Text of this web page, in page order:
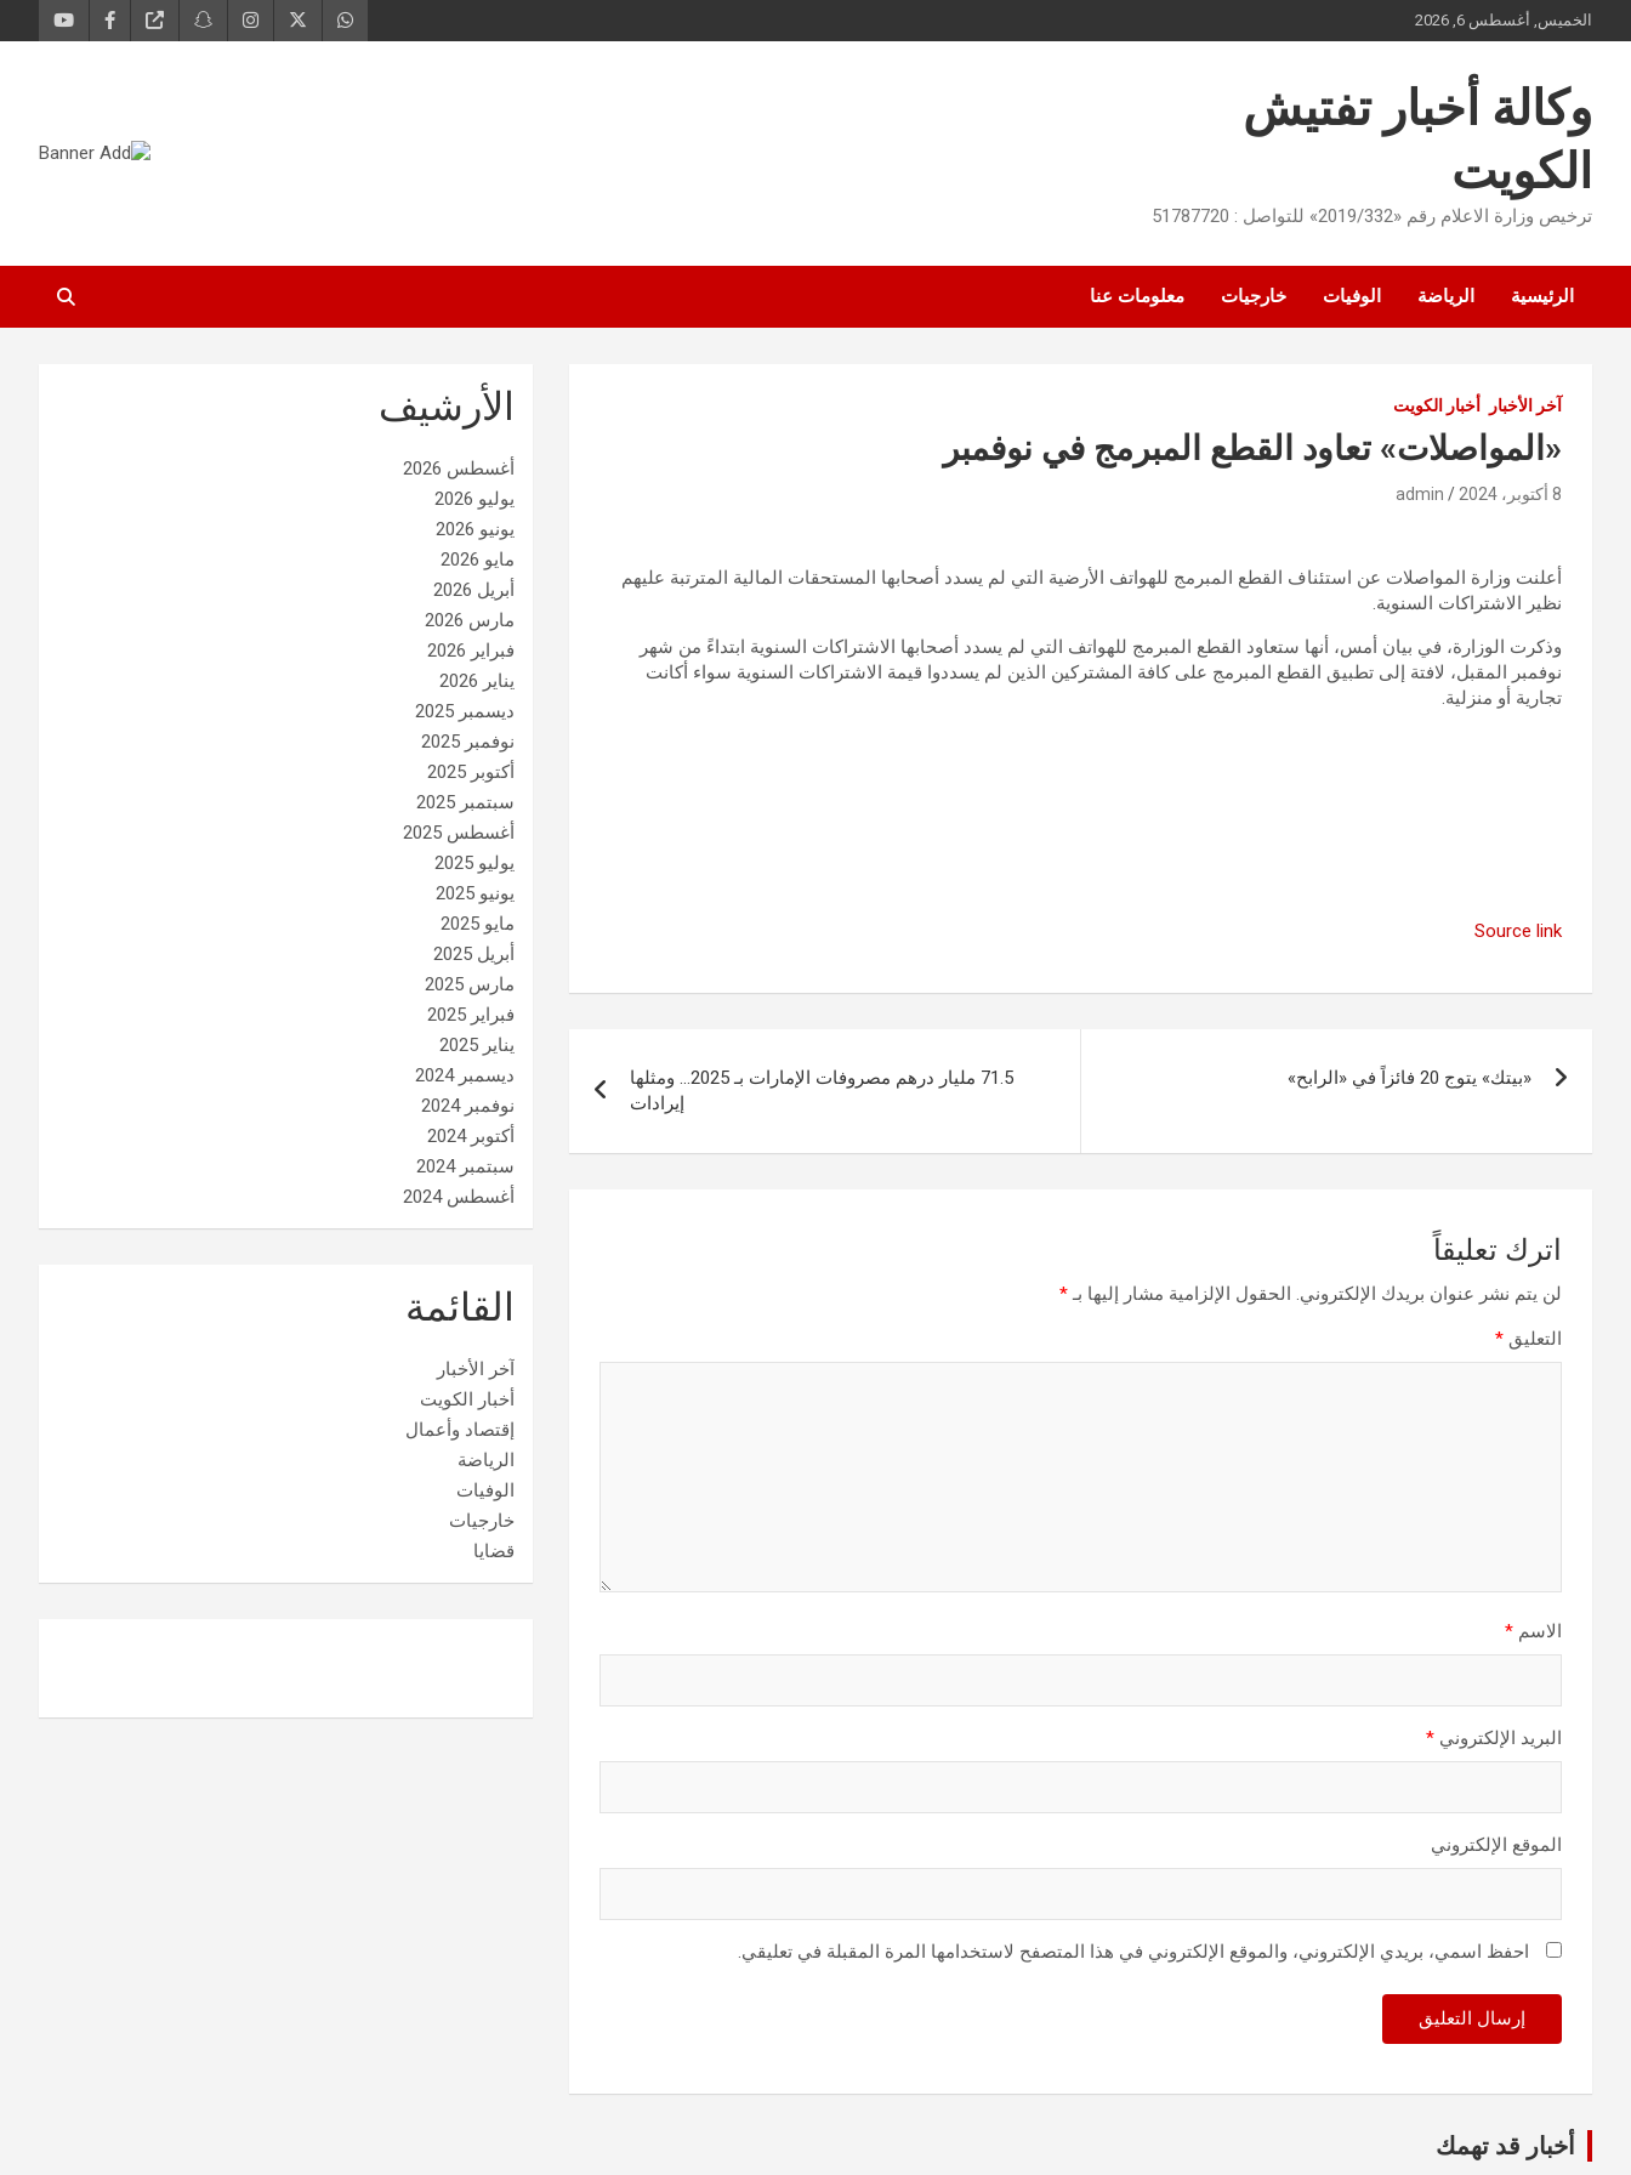
to
الخميس, أغسطس 6, 2026
وكالة أخبار تفتيش
الكويت
ترخيص وزارة الاعلام رقم «2019/332» للتواصل : 51787720
الرئيسية الرياضة الوفيات خارجيات معلومات عنا
آخر الأخبار أخبار الكويت
«المواصلات» تعاود القطع المبرمج في نوفمبر
8 أكتوبر، 2024 admin
أعلنت وزارة المواصلات عن استئناف القطع المبرمج للهواتف الأرضية التي لم يسدد أصحابها المستحقات المالية المترتبة عليهم
نظير الاشتراكات السنوية.
وذكرت الوزارة، في بيان أمس، أنها ستعاود القطع المبرمج للهواتف التي لم يسدد أصحابها الاشتراكات السنوية ابتداءً من شهر
نوفمبر المقبل، لافتة إلى تطبيق القطع المبرمج على كافة المشتركين الذين لم يسددوا قيمة الاشتراكات السنوية سواء أكانت
تجارية أو منزلية.
Source link
المقالات
«بيتك» يتوج 20 فائزاً في «الرابح»
71.5 مليار درهم مصروفات الإمارات بـ 2025… ومثلها
إيرادات
اترك تعليقاً
لن يتم نشر عنوان بريدك الإلكتروني. الحقول الإلزامية مشار إليها بـ*
التعليق *
الاسم *
البريد الإلكتروني *
الموقع الإلكتروني
احفظ اسمي، بريدي الإلكتروني، والموقع الإلكتروني في هذا المتصفح لاستخدامها المرة المقبلة في تعليقي.
الأرشيف
أغسطس 2026
يوليو 2026
يونيو 2026
مايو 2026
أبريل 2026
مارس 2026
فبراير 2026
يناير 2026
ديسمبر 2025
نوفمبر 2025
أكتوبر 2025
سبتمبر 2025
أغسطس 2025
يوليو 2025
يونيو 2025
مايو 2025
أبريل 2025
مارس 2025
فبراير 2025
يناير 2025
ديسمبر 2024
نوفمبر 2024
أكتوبر 2024
سبتمبر 2024
أغسطس 2024
القائمة
آخر الأخبار
أخبار الكويت
إقتصاد وأعمال
الرياضة
الوفيات
خارجيات
قضايا
أخبار قد تهمك